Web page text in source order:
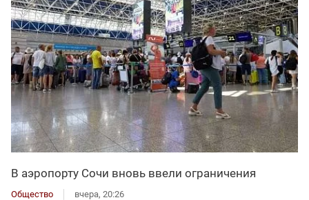
В аэропорту Сочи вновь ввели ограничения
Общество вчера, 20:26